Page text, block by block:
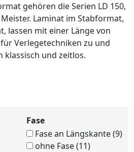
gehören die Serien LD 150,
Meister. Laminat im Stabformat,
lassen mit einer Länge von
Verlegetechniken zu und
klassisch und zeitlos.
Fase
Fase an Längskante (9)
ohne Fase (11)